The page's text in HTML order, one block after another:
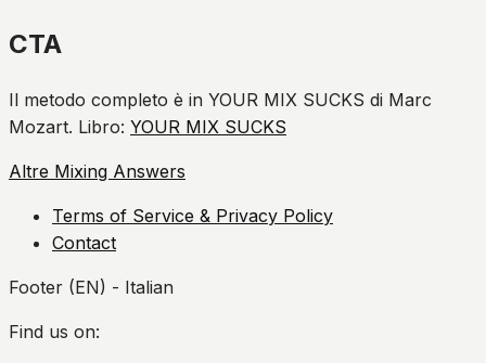
CTA
Il metodo completo è in YOUR MIX SUCKS di Marc
Mozart. Libro: YOUR MIX SUCKS
Altre Mixing Answers
Terms of Service & Privacy Policy
Contact
Footer (EN) - Italian
Find us on: